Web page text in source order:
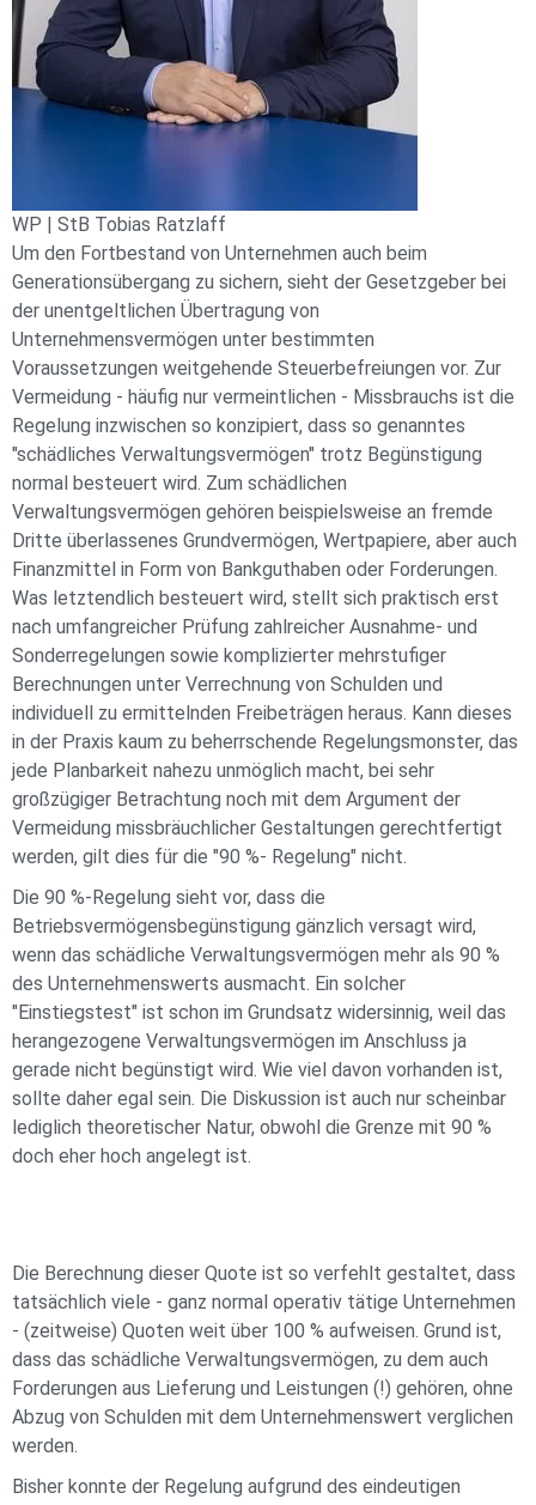
WP | StB Tobias Ratzlaff
Um den Fortbestand von Unternehmen auch beim
Generationsübergang zu sichern, sieht der Gesetzgeber bei
der unentgeltlichen Übertragung von
Unternehmensvermögen unter bestimmten
Voraussetzungen weitgehende Steuerbefreiungen vor. Zur
Vermeidung - häufig nur vermeintlichen - Missbrauchs ist die
Regelung inzwischen so konzipiert, dass so genanntes
"schädliches Verwaltungsvermögen" trotz Begünstigung
normal besteuert wird. Zum schädlichen
Verwaltungsvermögen gehören beispielsweise an fremde
Dritte überlassenes Grundvermögen, Wertpapiere, aber auch
Finanzmittel in Form von Bankguthaben oder Forderungen.
Was letztendlich besteuert wird, stellt sich praktisch erst
nach umfangreicher Prüfung zahlreicher Ausnahme- und
Sonderregelungen sowie komplizierter mehrstufiger
Berechnungen unter Verrechnung von Schulden und
individuell zu ermittelnden Freibeträgen heraus. Kann dieses
in der Praxis kaum zu beherrschende Regelungsmonster, das
jede Planbarkeit nahezu unmöglich macht, bei sehr
großzügiger Betrachtung noch mit dem Argument der
Vermeidung missbräuchlicher Gestaltungen gerechtfertigt
werden, gilt dies für die "90 %- Regelung" nicht.
Die 90 %-Regelung sieht vor, dass die
Betriebsvermögensbegünstigung gänzlich versagt wird,
wenn das schädliche Verwaltungsvermögen mehr als 90 %
des Unternehmenswerts ausmacht. Ein solcher
"Einstiegstest" ist schon im Grundsatz widersinnig, weil das
herangezogene Verwaltungsvermögen im Anschluss ja
gerade nicht begünstigt wird. Wie viel davon vorhanden ist,
sollte daher egal sein. Die Diskussion ist auch nur scheinbar
lediglich theoretischer Natur, obwohl die Grenze mit 90 %
doch eher hoch angelegt ist.
Die Berechnung dieser Quote ist so verfehlt gestaltet, dass
tatsächlich viele - ganz normal operativ tätige Unternehmen
- (zeitweise) Quoten weit über 100 % aufweisen. Grund ist,
dass das schädliche Verwaltungsvermögen, zu dem auch
Forderungen aus Lieferung und Leistungen (!) gehören, ohne
Abzug von Schulden mit dem Unternehmenswert verglichen
werden.
Bisher konnte der Regelung aufgrund des eindeutigen